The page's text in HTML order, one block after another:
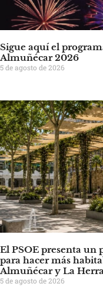
Sigue aquí el
Almuñécar 2026
5 de agosto de 2026
El PSOE presenta un
para hacer más
Almuñécar y La
5 de agosto de 2026